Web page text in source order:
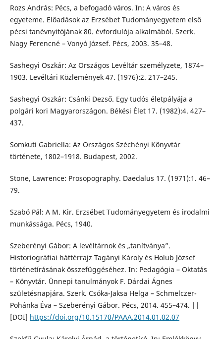
Rozs András: Pécs, a befogadó város. In: A város és
egyeteme. Előadások az Erzsébet Tudományegyetem első
pécsi tanévnyitójának 80. évfordulója alkalmából. Szerk.
Nagy Ferencné – Vonyó József. Pécs, 2003. 35–48.
Sashegyi Oszkár: Az Országos Levéltár személyzete, 1874–
1903. Levéltári Közlemények 47. (1976):2. 217–245.
Sashegyi Oszkár: Csánki Dezső. Egy tudós életpályája a
polgári kori Magyarországon. Békési Élet 17. (1982):4. 427–
437.
Somkuti Gabriella: Az Országos Széchényi Könyvtár
története, 1802–1918. Budapest, 2002.
Stone, Lawrence: Prosopography. Daedalus 17. (1971):1. 46–
79.
Szabó Pál: A M. Kir. Erzsébet Tudományegyetem és irodalmi
munkássága. Pécs, 1940.
Szeberényi Gábor: A levéltárnok és „tanítványa”.
Historiográfiai háttérrajz Tagányi Károly és Holub József
történetírásának összefüggéséhez. In: Pedagógia – Oktatás
– Könyvtár. Ünnepi tanulmányok F. Dárdai Ágnes
születésnapjára. Szerk. Csóka-Jaksa Helga – Schmelczer-
Pohánka Éva – Szeberényi Gábor. Pécs, 2014. 455–474. ||
[DOI] https://doi.org/10.15170/PAAA.2014.01.02.07